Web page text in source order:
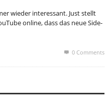
wieder interessant. Just stellt
online, dass das neue Side-
0 Comments